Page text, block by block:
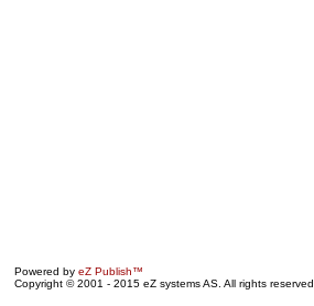
Powered by eZ Publish™
Copyright © 2001 - 2015 eZ systems AS. All rights reserved.